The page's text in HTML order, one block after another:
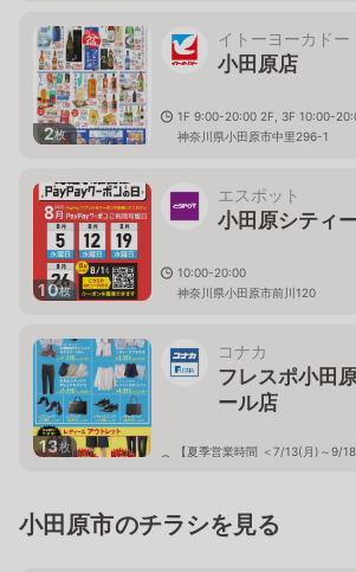
2枚
イトーヨーカドー
小田原店
1F 9:00-20:00 2F, 3F 10:00-
神奈川県小田原市中里296-1
10枚
エスポット
小田原シティ
10:00-20:00
神奈川県小田原市前川120
13枚
コナカ
フレスポ小田
ール店
【夏季営業時間 ＜7/13(月)～9/
小田原市のチラシを見る